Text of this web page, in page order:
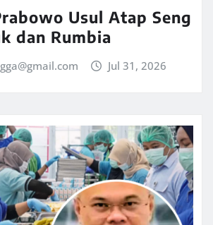
Usul Atap Seng
dan Rumbia
Jul 31, 2026